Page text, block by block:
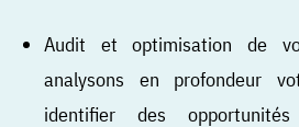
Audit et optimisation de
analysons en profondeur
identifier des